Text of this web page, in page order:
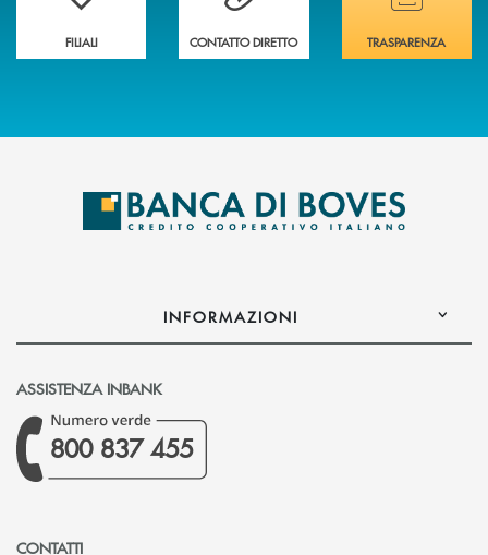
FILIALI CONTATTO DIRETTO TRASPARENZA
INFORMAZIONI
ASSISTENZA INBANK
800 837 455
CONTATTI